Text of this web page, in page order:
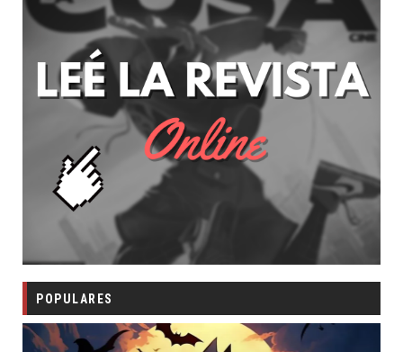
POPULARES